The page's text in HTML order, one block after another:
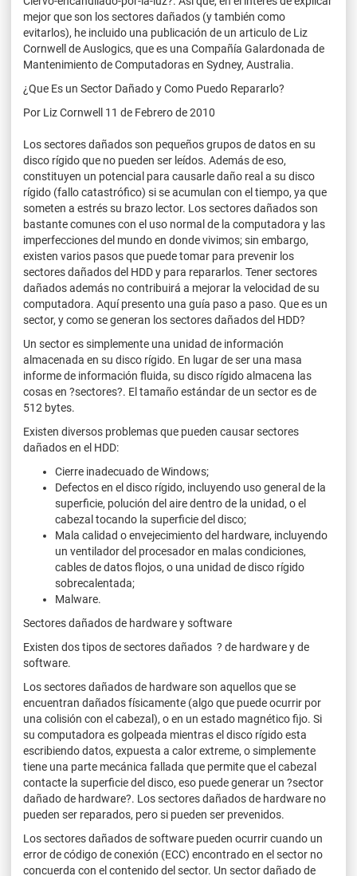
mejor que son los sectores dañados (y también como
evitarlos), he incluido una publicación de un articulo de Liz
Cornwell de Auslogics, que es una Compañía Galardonada de
Mantenimiento de Computadoras en Sydney, Australia.
¿Que Es un Sector Dañado y Como Puedo Repararlo?
Por Liz Cornwell 11 de Febrero de 2010
Los sectores dañados son pequeños grupos de datos en su
disco rígido que no pueden ser leídos. Además de eso,
constituyen un potencial para causarle daño real a su disco
rígido (fallo catastrófico) si se acumulan con el tiempo, ya que
someten a estrés su brazo lector. Los sectores dañados son
bastante comunes con el uso normal de la computadora y las
imperfecciones del mundo en donde vivimos; sin embargo,
existen varios pasos que puede tomar para prevenir los
sectores dañados del HDD y para repararlos. Tener sectores
dañados además no contribuirá a mejorar la velocidad de su
computadora. Aquí presento una guía paso a paso. Que es un
sector, y como se generan los sectores dañados del HDD?
Un sector es simplemente una unidad de información
almacenada en su disco rígido. En lugar de ser una masa
informe de información fluida, su disco rígido almacena las
cosas en ?sectores?. El tamaño estándar de un sector es de
512 bytes.
Existen diversos problemas que pueden causar sectores
dañados en el HDD:
Cierre inadecuado de Windows;
Defectos en el disco rígido, incluyendo uso general de la
superficie, polución del aire dentro de la unidad, o el
cabezal tocando la superficie del disco;
Mala calidad o envejecimiento del hardware, incluyendo
un ventilador del procesador en malas condiciones,
cables de datos flojos, o una unidad de disco rígido
sobrecalentada;
Malware.
Sectores dañados de hardware y software
Existen dos tipos de sectores dañados ? de hardware y de
software.
Los sectores dañados de hardware son aquellos que se
encuentran dañados físicamente (algo que puede ocurrir por
una colisión con el cabezal), o en un estado magnético fijo. Si
su computadora es golpeada mientras el disco rígido esta
escribiendo datos, expuesta a calor extreme, o simplemente
tiene una parte mecánica fallada que permite que el cabezal
contacte la superficie del disco, eso puede generar un ?sector
dañado de hardware?. Los sectores dañados de hardware no
pueden ser reparados, pero si pueden ser prevenidos.
Los sectores dañados de software pueden ocurrir cuando un
error de código de conexión (ECC) encontrado en el sector no
concuerda con el contenido del sector. Un sector dañado de